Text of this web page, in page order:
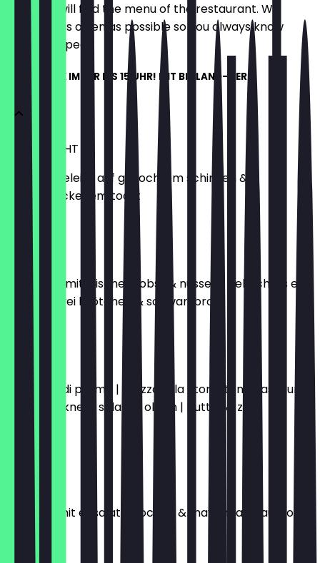
Here you will find the menu of the restaurant. We
update it as often as possible so you always know
what to expect.
FRÜHSTÜCK IMMER BIS 15 UHR! MIT BIOLAND-EIERN
MAASTRICHT
zwei spiegeleier auf gekochtem schinken &
hausgebackenem toast
BASEL
käseteller mit frischem obst & nüssen | gekochtes ei |
butter | zwei brötchen & schwarzbrot
€17.50
prosciuto di parma | mozzarella | tomaten | basilikum |
luftgetrocknete salami | oliven | butter & zwei
krabben mit ei, salat, avocado & mayonnaise auf toast
€18.00